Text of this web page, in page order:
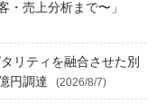
・売上分析まで〜」
リティを融合させた別
円調達
(2026/8/7)